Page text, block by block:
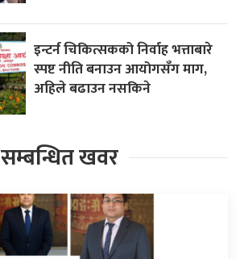
इन्टर्न चिकित्सकको निर्वाह भत्ताबारे
स्पष्ट नीति बनाउन आयोगसँग माग,
अहिले बढाउन नसकिने
सम्बन्धित खवर